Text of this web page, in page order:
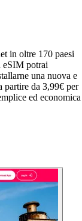
in oltre 170 paesi
eSIM potrai
una nuova e
partire da 3,99€ per
ed economica